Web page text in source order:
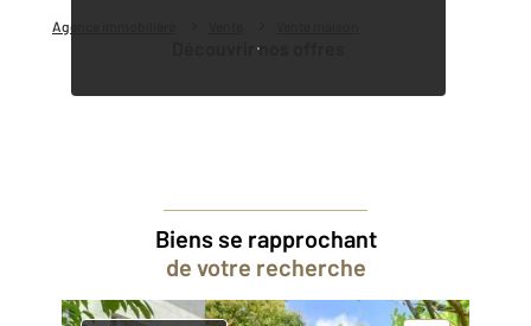
Agence immobilière
Découvrir nos offres
Biens se rapprochant
de votre recherche